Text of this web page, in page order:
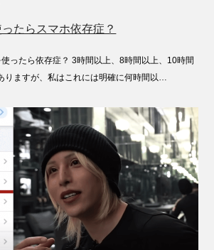
たらスマホ依存症？
ったら依存症？ 3時間以上、8時間以上、10時間
りますが、私はこれには明確に何時間以…